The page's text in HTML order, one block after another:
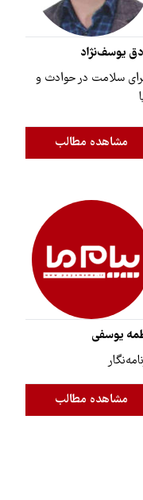
یوسف‌نژاد
سلامت در حوادث و
مشاهده مطالب
یوسفی
مشاهده مطالب